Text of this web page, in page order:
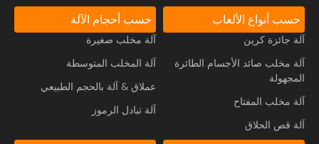
حسب أنواع الألعاب
آلة جائزة كرين
آلة مخلب صائد الأجسام الطائرة
المجهولة
آلة مخلب المفتاح
آلة قص الحلاق
حسب أحجام الآلة
آلة مخلب صغيرة
آلة المخلب المتوسطة
عملاق & آلة بالحجم الطبيعي
آلة تبادل الرموز